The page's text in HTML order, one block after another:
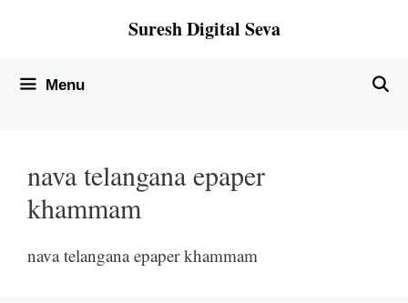
Suresh Digital Seva
Menu
nava telangana epaper
khammam
nava telangana epaper khammam